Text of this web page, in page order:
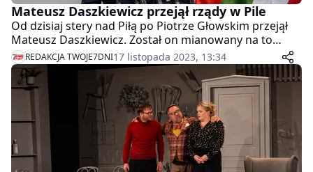
Mateusz Daszkiewicz przejął rządy w Pile
Od dzisiaj stery nad Piłą po Piotrze Głowskim przejął
Mateusz Daszkiewicz. Został on mianowany na to
stanowisko przez premiera Mateusza Morawieckiego.
REDAKCJA TWOJE7DNI17 listopada 2023, 13:34